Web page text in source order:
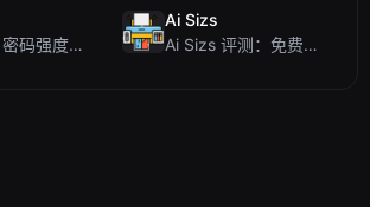
Ai Sleads 密码强度检查器评测：零上传、实时熵分析
Ai Sizs
Ai Sizs 评测：免费、私密的图像相似度与模糊检测工具